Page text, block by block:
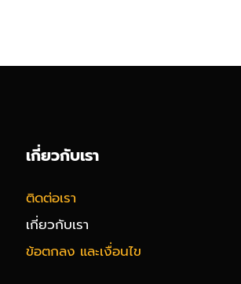
เกี่ยวกับเรา
ติดต่อเรา
เกี่ยวกับเรา
ข้อตกลง และเงื่อนไข